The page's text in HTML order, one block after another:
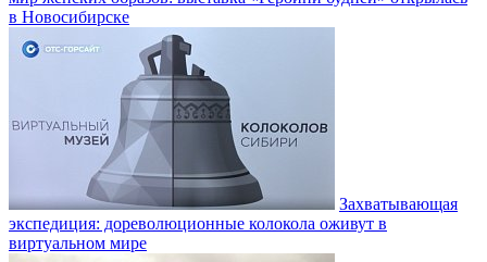
в Новосибирске
Захватывающая
экспедиция: дореволюционные колокола оживут в
виртуальном мире